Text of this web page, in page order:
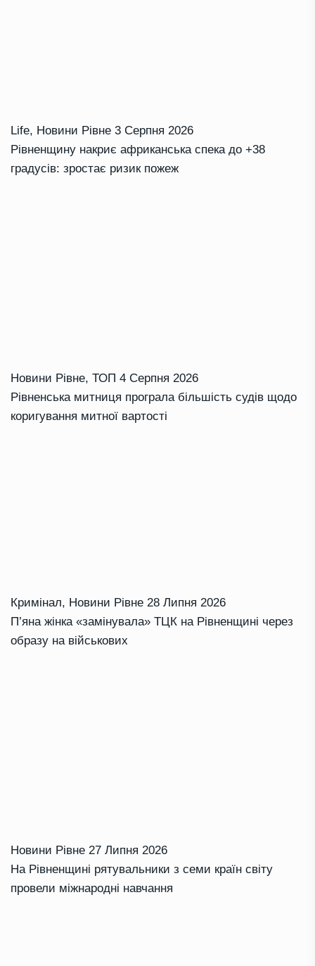
Life, Новини Рівне 3 Серпня 2026
Рівненщину накриє африканська спека до +38
градусів: зростає ризик пожеж
Новини Рівне, ТОП 4 Серпня 2026
Рівненська митниця програла більшість судів щодо
коригування митної вартості
Кримінал, Новини Рівне 28 Липня 2026
П’яна жінка «замінувала» ТЦК на Рівненщині через
образу на військових
Новини Рівне 27 Липня 2026
На Рівненщині рятувальники з семи країн світу
провели міжнародні навчання